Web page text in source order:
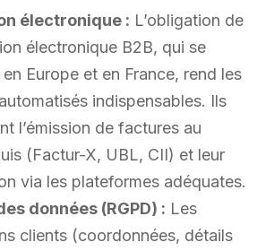
électronique : L’obligation de
électronique B2B, qui se
Europe et en France, rend les
indispensables. Ils
l’émission de factures au
(Factur-X, UBL, CII) et leur
via les plateformes adéquates.
données (RGPD) : Les
clients (coordonnées, détails